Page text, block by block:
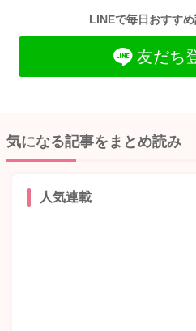
LINEで毎日おすすめ
友だち
気になる記事をまとめ読み
人気連載